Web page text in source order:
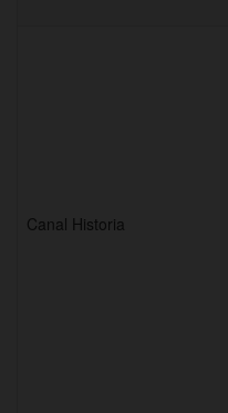
Canal Historia